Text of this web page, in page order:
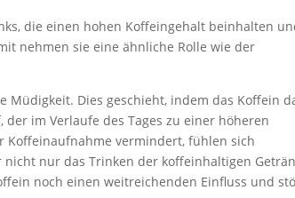
die einen hohen Koffeingehalt beinhalten
nehmen sie eine ähnliche Rolle wie der
Dies geschieht, indem das Koffein
im Verlaufe des Tages zu einer höheren
Koffeinaufnahme vermindert, fühlen sich
nur das Trinken der koffeinhaltigen
noch einen weitreichenden Einfluss und